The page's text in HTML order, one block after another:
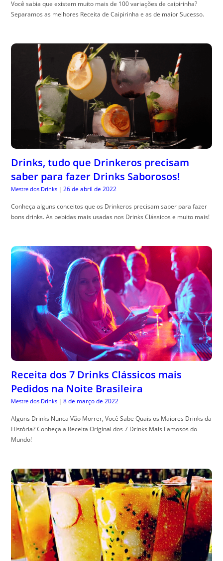
Você sabia que existem muito mais de 100 variações de caipirinha?
Separamos as melhores Receita de Caipirinha e as de maior Sucesso.
Drinks, tudo que Drinkeros precisam
saber para fazer Drinks Saborosos!
Mestre dos Drinks | 26 de abril de 2022
Conheça alguns conceitos que os Drinkeros precisam saber para fazer
bons drinks. As bebidas mais usadas nos Drinks Clássicos e muito mais!
Receita dos 7 Drinks Clássicos mais
Pedidos na Noite Brasileira
Mestre dos Drinks | 8 de março de 2022
Alguns Drinks Nunca Vão Morrer, Você Sabe Quais os Maiores Drinks da
História? Conheça a Receita Original dos 7 Drinks Mais Famosos do
Mundo!